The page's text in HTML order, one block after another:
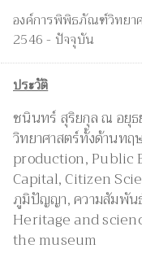
องค์การพิพิธภัณฑ์วิทยา
2546 - ปัจจุบัน
ประวัติ
ชนินทร์ สุริยกุล ณ อยุธ
วิทยาศาสตร์ทั้งด้านท
production, Public
Capital, Citizen
ภูมิปัญญา, ความสัมพั
Heritage and
the museum